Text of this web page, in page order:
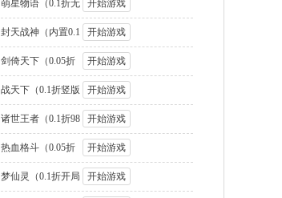
国2名将盲盒
萌星物语（0.1折无
限代金版）
开始游戏
封天战神（内置0.1
折1W免费版
开始游戏
剑倚天下（0.05折
送SSS神将
开始游戏
战天下（0.1折竖版
街机连招）
开始游戏
诸世王者（0.1折98
元速通版）
开始游戏
热血格斗（0.05折
GM定制版）
开始游戏
梦仙灵（0.1折开局 开始游戏